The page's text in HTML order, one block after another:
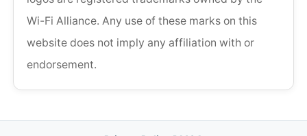
Wi-Fi Alliance. Any use of these marks on this
website does not imply any affiliation with or
endorsement.